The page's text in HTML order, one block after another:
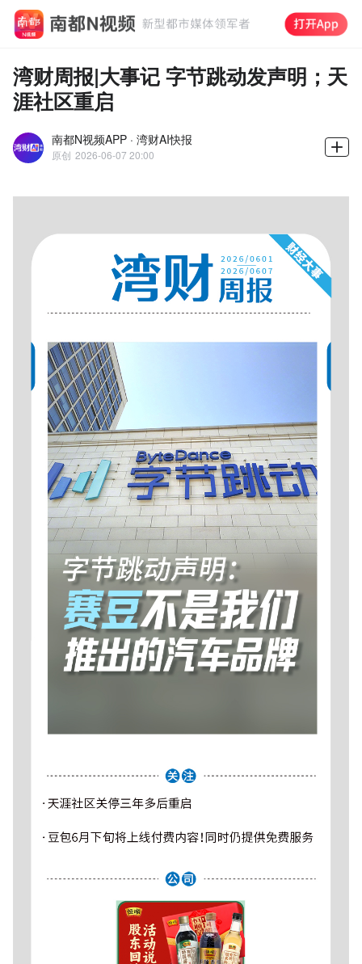
湾财周报|大事记 字节跳动发声明；天
涯社区重启
南都N视频APP · 湾财AI快报
原创 2026-06-07 20:00